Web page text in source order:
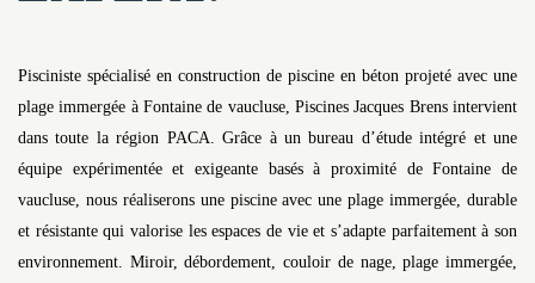
Pisciniste spécialisé en construction de piscine en béton projeté avec une
plage immergée à Fontaine de vaucluse, Piscines Jacques Brens intervient
dans toute la région PACA. Grâce à un bureau d’étude intégré et une
équipe expérimentée et exigeante basés à proximité de Fontaine de
vaucluse, nous réaliserons une piscine avec une plage immergée, durable
et résistante qui valorise les espaces de vie et s’adapte parfaitement à son
environnement. Miroir, débordement, couloir de nage, plage immergée,